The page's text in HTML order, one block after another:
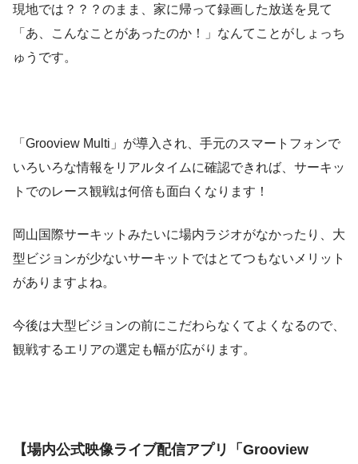
現地では？？？のまま、家に帰って録画した放送を見て
「あ、こんなことがあったのか！」なんてことがしょっち
ゅうです。
「Grooview Multi」が導入され、手元のスマートフォンで
いろいろな情報をリアルタイムに確認できれば、サーキッ
トでのレース観戦は何倍も面白くなります！
岡山国際サーキットみたいに場内ラジオがなかったり、大
型ビジョンが少ないサーキットではとてつもないメリット
がありますよね。
今後は大型ビジョンの前にこだわらなくてよくなるので、
観戦するエリアの選定も幅が広がります。
【場内公式映像ライブ配信アプリ「Grooview